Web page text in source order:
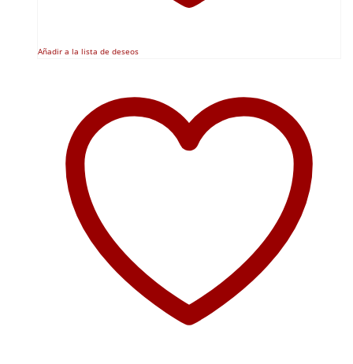
Añadir a la lista de deseos